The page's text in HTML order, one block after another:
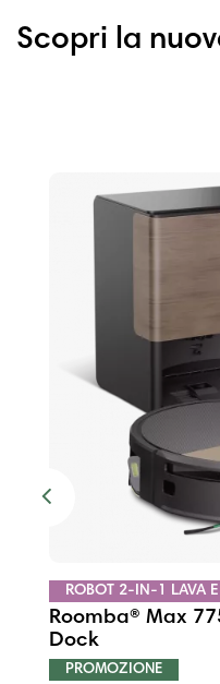
Scopri la
Previous
ROBOT 2-IN-1 LAVA
Roomba® 115
PROMOZIONE
€ 199,00 € 249,00